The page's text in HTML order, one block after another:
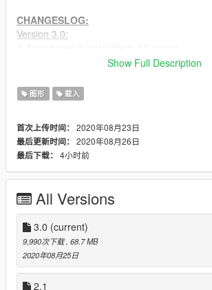
CHANGESLOG:
Version 3.0:
2. Normal [Hot] Version and 18+ both are in
4. Add tiny tutorial video which guides you to
Show Full Description
图形 载入
首次上传时间： 2020年08月23日
最后更新时间： 2020年08月26日
最后下载： 4小时前
All Versions
3.0 (current)
9,990次下载 , 68.7 MB
2020年08月25日
2.1